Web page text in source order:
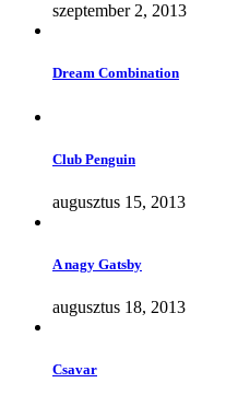
szeptember 2, 2013
Dream Combination
Club Penguin
augusztus 15, 2013
A nagy Gatsby
augusztus 18, 2013
Csavar